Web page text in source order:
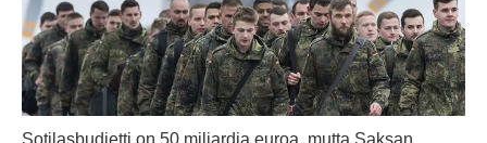
Sotilasbudjetti on 50 miljardia euroa, mutta Saksan